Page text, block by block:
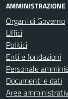
AMMINISTRAZIONE
Organi di Governo
Uffici
Politici
Enti e fondazioni
Personale
Documenti e dati
Aree